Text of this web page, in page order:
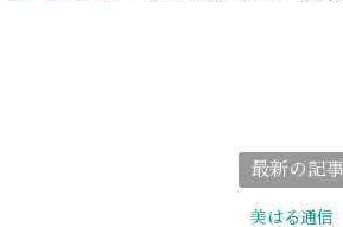
最新の記事
美はる通